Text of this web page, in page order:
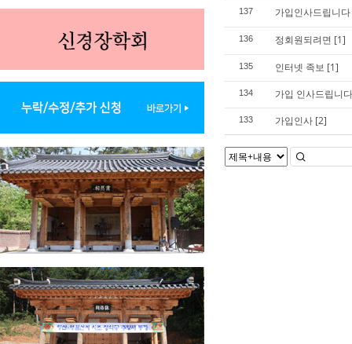
137 가입인사드립니다
136 정회원되려면 [1]
135 인터넷 족보 [1]
134 가입 인사드립니
133 가입인사 [2]